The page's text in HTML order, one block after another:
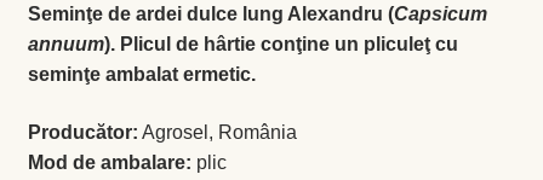
Ardei iute
Busuioc
Busuioc roşu
Seminţe de ardei dulce lung Alexandru (Capsicum
annuum). Plicul de hârtie conţine un pliculeţ cu
seminţe ambalat ermetic.
Producător: Agrosel, România
Mod de ambalare: plic